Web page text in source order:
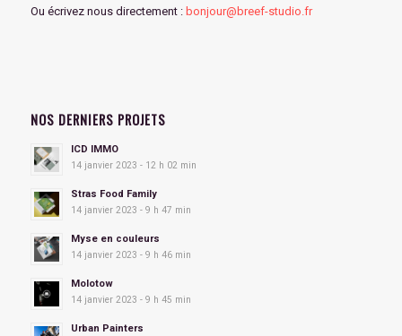
Ou écrivez nous directement : bonjour@breef-studio.fr
NOS DERNIERS PROJETS
ICD IMMO
14 janvier 2023 - 12 h 02 min
Stras Food Family
14 janvier 2023 - 9 h 47 min
Myse en couleurs
14 janvier 2023 - 9 h 46 min
Molotow
14 janvier 2023 - 9 h 45 min
Urban Painters